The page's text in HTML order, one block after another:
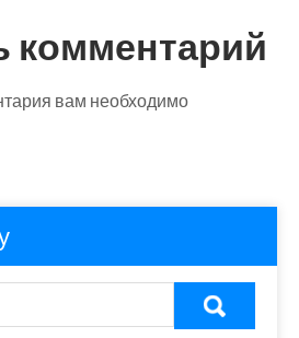
комментарий
вам необходимо